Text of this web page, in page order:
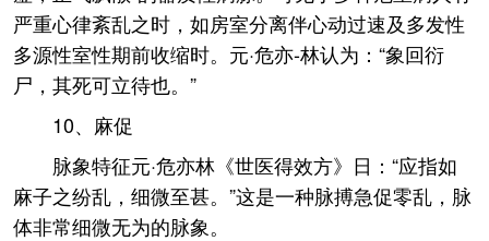
严重心律紊乱之时，如房室分离伴心动过速及多发性
多源性室性期前收缩时。元·危亦-林认为：“象回衍
尸，其死可立待也。”
10、麻促
脉象特征元·危亦林《世医得效方》日：“应指如
麻子之纷乱，细微至甚。”这是一种脉搏急促零乱，脉
体非常细微无为的脉象。